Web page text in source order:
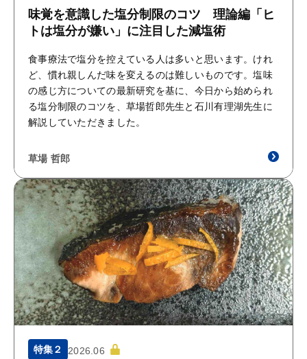
味覚を意識した塩分制限のコツ 理論編「ヒ
トは塩分が嫌い」に注目した減塩術
食事療法で塩分を控えている人は多いと思います。けれ
ど、慣れ親しんだ味を変えるのは難しいものです。塩味
の感じ方についての最新研究を基に、今日から始められ
る塩分制限のコツを、草場哲郎先生と石川有理湖先生に
解説していただきました。
草場 哲郎
特集２ 2026.06